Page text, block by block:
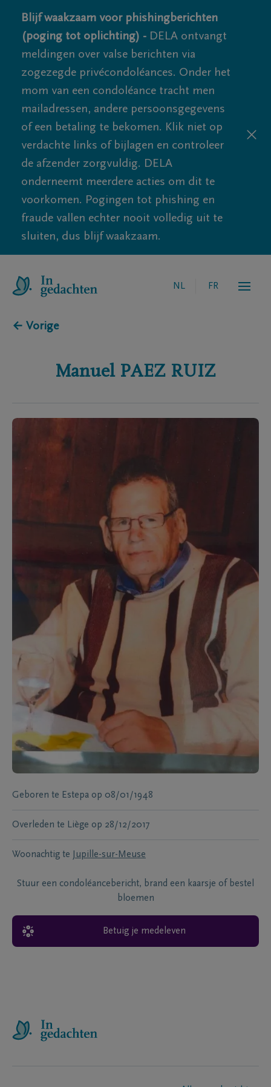
Blijf waakzaam voor phishingberichten
(poging tot oplichting) - DELA ontvangt
meldingen over valse berichten via
zogezegde privécondoléances. Onder het
mom van een condoléance tracht men
mailadressen, andere persoonsgegevens
of een betaling te bekomen. Klik niet op
verdachte links of bijlagen en controleer
de afzender zorgvuldig. DELA
onderneemt meerdere acties om dit te
voorkomen. Pogingen tot phishing en
fraude vallen echter nooit volledig uit te
sluiten, dus blijf waakzaam.
NL FR
← Vorige
Manuel PAEZ RUIZ
Geboren te Estepa op 08/01/1948
Overleden te Liège op 28/12/2017
Woonachtig te Jupille-sur-Meuse
Stuur een condoléancebericht, brand een kaarsje of bestel
bloemen
Betuig je medeleven